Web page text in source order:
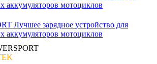
Лучшее зарядное устройство для
аккумуляторов мотоциклов